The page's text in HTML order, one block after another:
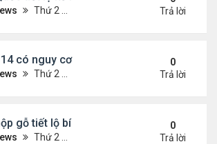
Thứ 2 Tháng 4 18, 2022 9:53 pm
Trả lời
có nguy cơ trễ hẹn
Thứ 2 Tháng 4 18, 2022 9:52 pm
0
Trả lời
gỗ tiết lộ bí mật một con người
Thứ 2 Tháng 4 18, 2022 5:26 pm
0
Trả lời